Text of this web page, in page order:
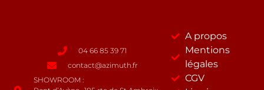
04 66 85 39 71
contact@azimuth.fr
SHOWROOM :
A propos
Mentions
légales
CGV